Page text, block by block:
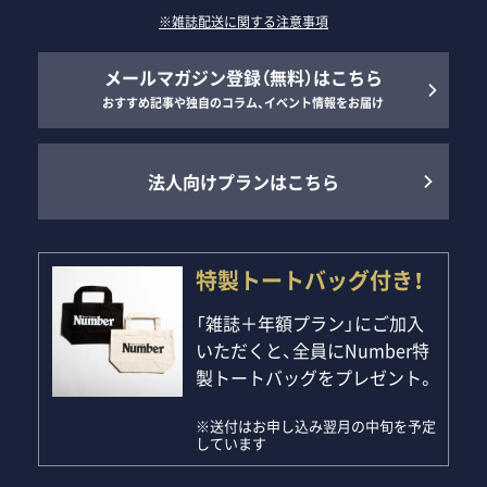
※雑誌配送に関する注意事項
メールマガジン登録（無料）はこちら
おすすめ記事や独自のコラム、イベント情報をお届け
法人向けプランはこちら
特製トートバッグ付き！
「雑誌＋年額プラン」にご加入
いただくと、全員にNumber特
製トートバッグをプレゼント。
※送付はお申し込み翌月の中旬を予定
しています